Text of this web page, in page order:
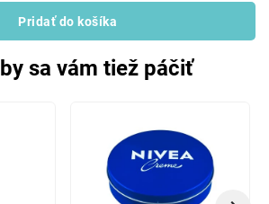
Pridať do košíka
sa vám tiež páčiť